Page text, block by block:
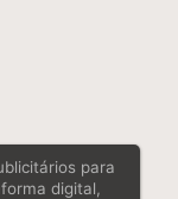
para
digital,